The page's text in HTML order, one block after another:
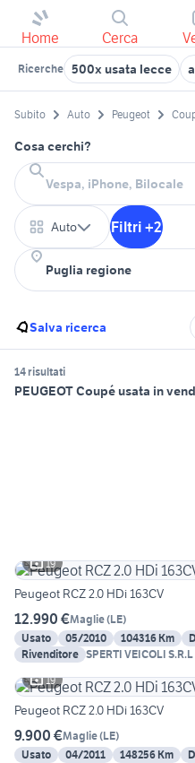
Home Cerca
Ricerche 500x usata lecce
Subito Auto Peugeot
Cosa cerchi?
Auto Filtri +2
Salva ricerca
14 risultati
PEUGEOT Coupé usata in
19
Peugeot RCZ 2.0 HDi 163CV
12.990 €Maglie(LE)
Usato
05/2010 104316 Km
Rivenditore SPERTI VEICOLI S.R.L
19
Peugeot RCZ 2.0 HDi 163CV
9.900 €Maglie(LE)
Usato
04/2011 148256 Km